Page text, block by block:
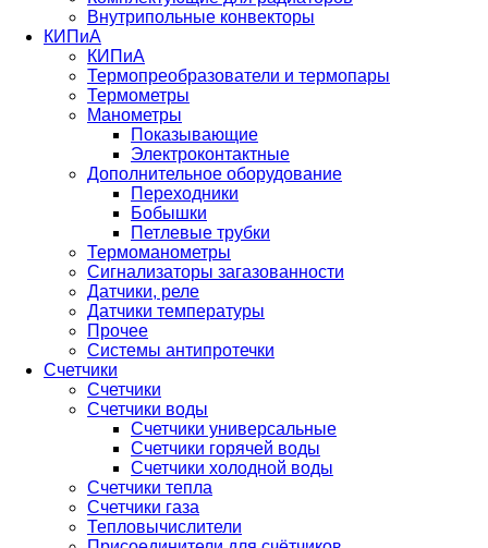
Внутрипольные конвекторы
КИПиА
КИПиА
Термопреобразователи и термопары
Термометры
Манометры
Показывающие
Электроконтактные
Дополнительное оборудование
Переходники
Бобышки
Петлевые трубки
Термоманометры
Сигнализаторы загазованности
Датчики, реле
Датчики температуры
Прочее
Системы антипротечки
Счетчики
Счетчики
Счетчики воды
Счетчики универсальные
Счетчики горячей воды
Счетчики холодной воды
Счетчики тепла
Счетчики газа
Тепловычислители